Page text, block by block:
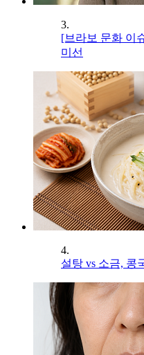
3.
[브라보 문화 이
미선
4.
설탕 vs 소금, 콩